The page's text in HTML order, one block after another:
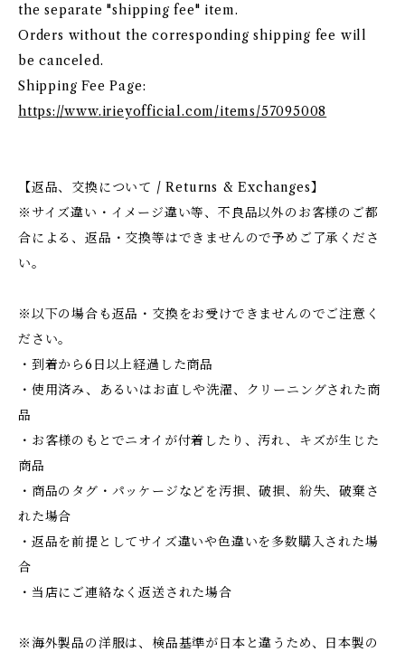
the separate "shipping fee" item.
Orders without the corresponding shipping fee will
be canceled.
Shipping Fee Page:
https://www.irieyofficial.com/items/57095008
【返品、交換について / Returns & Exchanges】
※サイズ違い・イメージ違い等、不良品以外のお客様のご都
合による、返品・交換等はできませんので予めご了承くださ
い。
※以下の場合も返品・交換をお受けできませんのでご注意く
ださい。
・到着から6日以上経過した商品
・使用済み、あるいはお直しや洗濯、クリーニングされた商
品
・お客様のもとでニオイが付着したり、汚れ、キズが生じた
商品
・商品のタグ・パッケージなどを汚損、破損、紛失、破棄さ
れた場合
・返品を前提としてサイズ違いや色違いを多数購入された場
合
・当店にご連絡なく返送された場合
※海外製品の洋服は、検品基準が日本と違うため、日本製の